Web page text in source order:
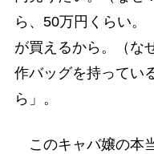
ら、50万円くらい。
が買えるから。（な
作バッグを持ってい
ら」。
このキャバ嬢の本